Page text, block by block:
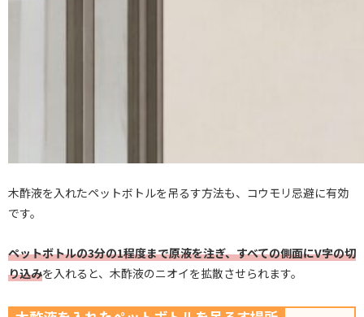
木酢液を入れたペットボトルを吊るす方法も、コウモリ忌避に有効
です。
ペットボトルの3分の1程度まで原液を注ぎ、すべての側面にV字の切
り込みを入れると、木酢液のニオイを拡散させられます。